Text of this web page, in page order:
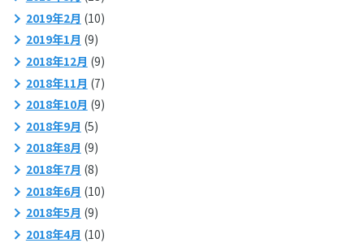
2019年2月 (10)
2019年1月 (9)
2018年12月 (9)
2018年11月 (7)
2018年10月 (9)
2018年9月 (5)
2018年8月 (9)
2018年7月 (8)
2018年6月 (10)
2018年5月 (9)
2018年4月 (10)